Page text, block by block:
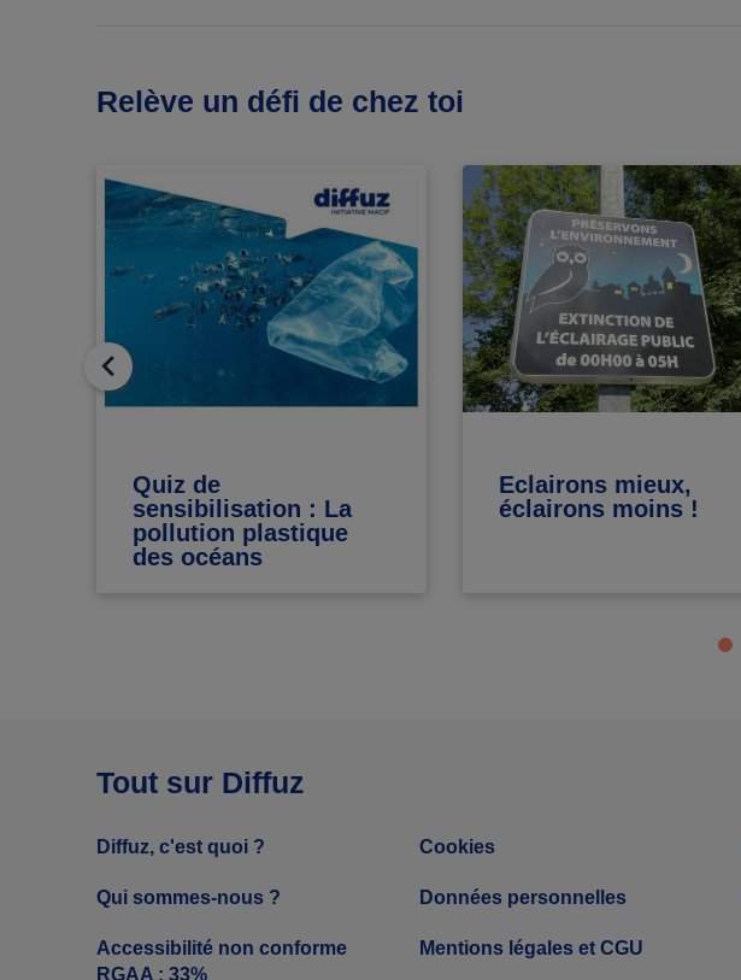
Relève un défi de chez toi
Quiz de
sensibilisation : La
pollution plastique
des océans
Eclairons mieux,
éclairons moins !
Tout sur Diffuz
Diffuz, c'est quoi ?
Qui sommes-nous ?
Accessibilité non conforme
RGAA : 33%
Cookies
Données personnelles
Mentions légales et CGU